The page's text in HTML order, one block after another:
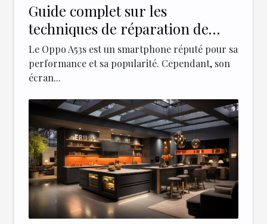
Guide complet sur les
techniques de réparation de
l'écran d’un Oppo A53s
Le Oppo A53s est un smartphone réputé pour sa
performance et sa popularité. Cependant, son
écran...